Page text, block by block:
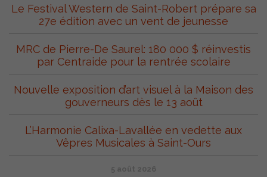
Le Festival Western de Saint-Robert prépare sa
27e édition avec un vent de jeunesse
MRC de Pierre-De Saurel: 180 000 $ réinvestis
par Centraide pour la rentrée scolaire
Nouvelle exposition d’art visuel à la Maison des
gouverneurs dès le 13 août
L’Harmonie Calixa-Lavallée en vedette aux
Vêpres Musicales à Saint-Ours
5 août 2026